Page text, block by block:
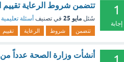
1
إجابة
تتضمن شروط الرعاية تقييم
سُئل مايو 25 في تصنيف أسئلة تعليمية
تتضمن شروط الرعاية تقييم
أنشأت وزارة الصحة عدداً